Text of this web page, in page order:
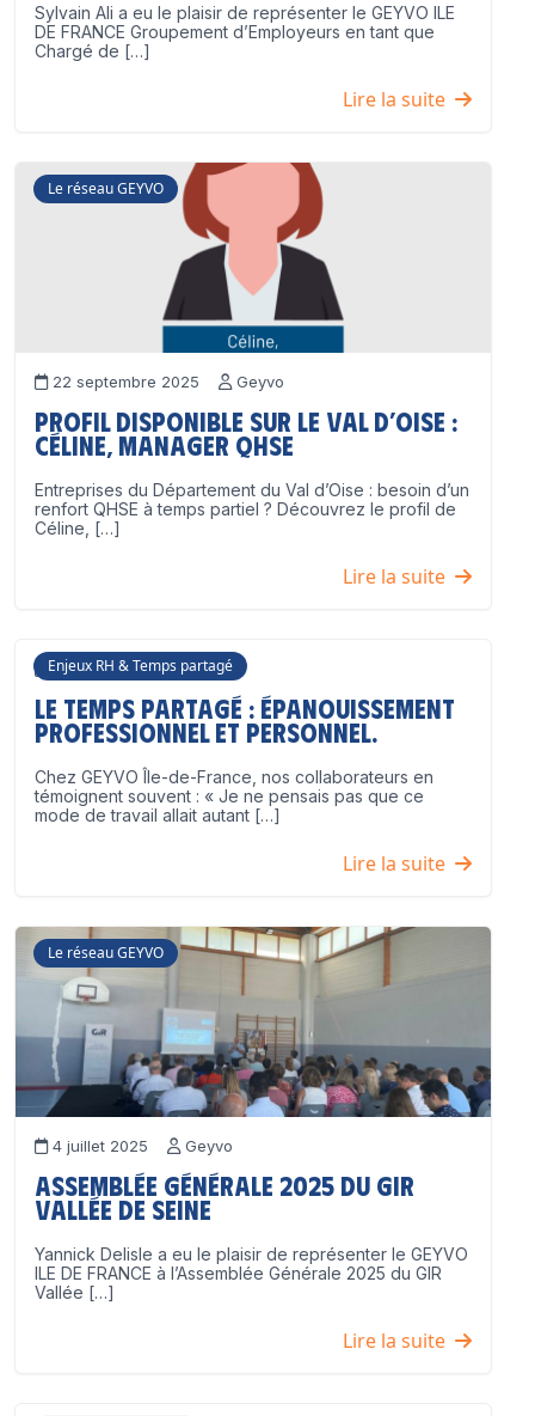
Sylvain Ali a eu le plaisir de représenter le GEYVO ILE
DE FRANCE Groupement d’Employeurs en tant que
Chargé de […]
Lire la suite
Le réseau GEYVO
22 septembre 2025 Geyvo
Profil disponible sur le Val d’Oise :
Céline, Manager QHSE
Entreprises du Département du Val d’Oise : besoin d’un
renfort QHSE à temps partiel ? Découvrez le profil de
Céline, […]
Lire la suite
Enjeux RH & Temps partagé
17 juillet 2025 Geyvo
Le temps partagé : épanouissement
professionnel ET personnel.
Chez GEYVO Île-de-France, nos collaborateurs en
témoignent souvent : « Je ne pensais pas que ce
mode de travail allait autant […]
Lire la suite
Le réseau GEYVO
4 juillet 2025 Geyvo
Assemblée Générale 2025 du GIR
Vallée de Seine
Yannick Delisle a eu le plaisir de représenter le GEYVO
ILE DE FRANCE à l’Assemblée Générale 2025 du GIR
Vallée […]
Lire la suite